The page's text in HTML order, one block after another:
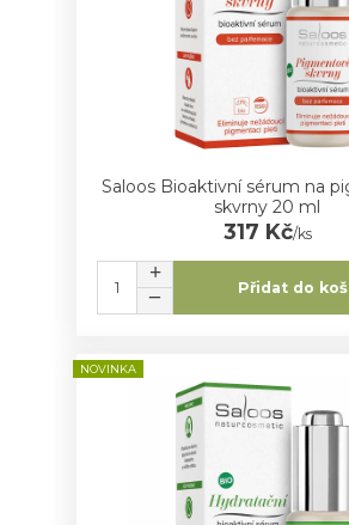
Saloos Bioaktivní sérum na
skvrny 20 ml
317 Kč/ks
Přidat do
NOVINKA